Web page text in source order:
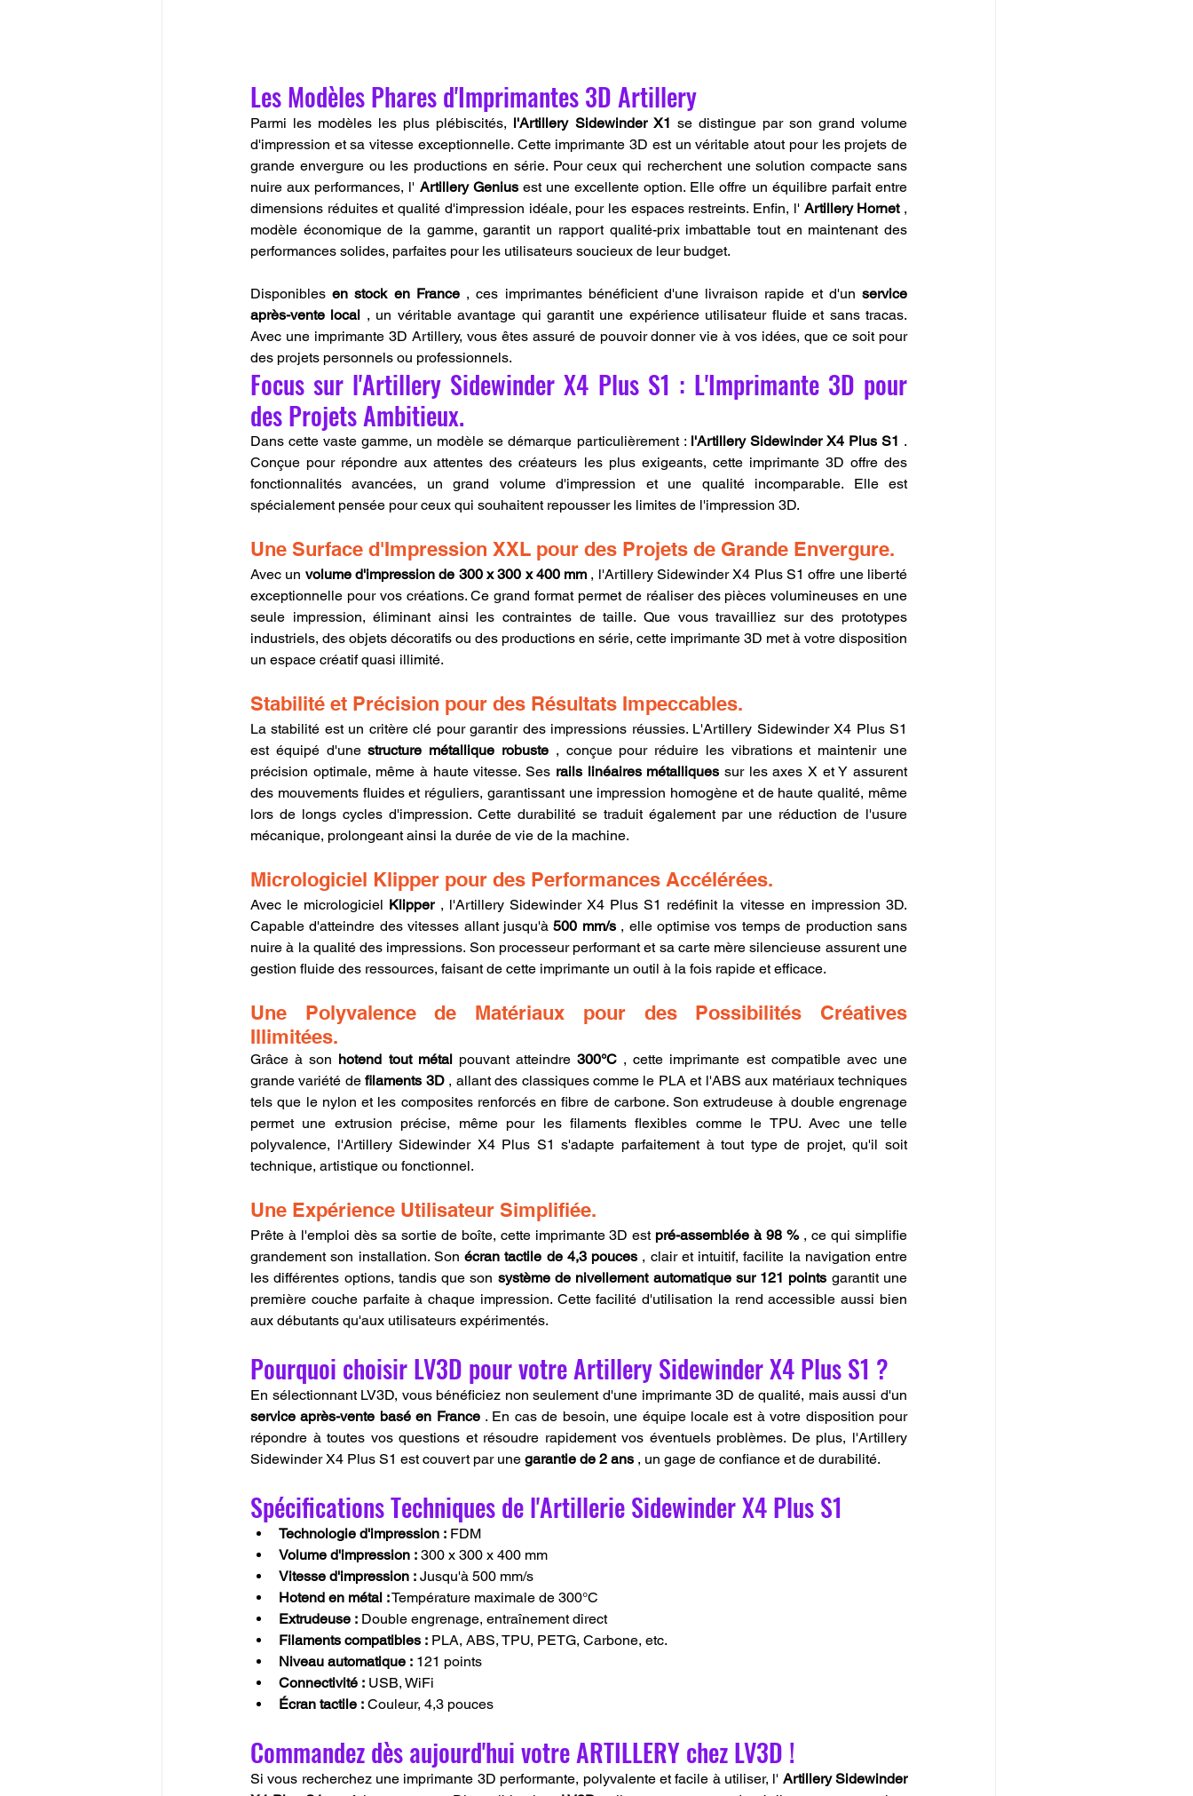
Les Modèles Phares d'Imprimantes 3D Artillery
Parmi les modèles les plus plébiscités, l'Artillery Sidewinder X1 se distingue par son grand volume
d'impression et sa vitesse exceptionnelle. Cette imprimante 3D est un véritable atout pour les projets de
grande envergure ou les productions en série. Pour ceux qui recherchent une solution compacte sans
nuire aux performances, l' Artillery Genius est une excellente option. Elle offre un équilibre parfait entre
dimensions réduites et qualité d'impression idéale, pour les espaces restreints. Enfin, l' Artillery Hornet ,
modèle économique de la gamme, garantit un rapport qualité-prix imbattable tout en maintenant des
performances solides, parfaites pour les utilisateurs soucieux de leur budget.
Disponibles en stock en France , ces imprimantes bénéficient d'une livraison rapide et d'un service
après-vente local , un véritable avantage qui garantit une expérience utilisateur fluide et sans tracas.
Avec une imprimante 3D Artillery, vous êtes assuré de pouvoir donner vie à vos idées, que ce soit pour
des projets personnels ou professionnels.
Focus sur l'Artillery Sidewinder X4 Plus S1 : L'Imprimante 3D pour
des Projets Ambitieux.
Dans cette vaste gamme, un modèle se démarque particulièrement : l'Artillery Sidewinder X4 Plus S1 .
Conçue pour répondre aux attentes des créateurs les plus exigeants, cette imprimante 3D offre des
fonctionnalités avancées, un grand volume d'impression et une qualité incomparable. Elle est
spécialement pensée pour ceux qui souhaitent repousser les limites de l'impression 3D.
Une Surface d'Impression XXL pour des Projets de Grande Envergure.
Avec un volume d'impression de 300 x 300 x 400 mm , l'Artillery Sidewinder X4 Plus S1 offre une liberté
exceptionnelle pour vos créations. Ce grand format permet de réaliser des pièces volumineuses en une
seule impression, éliminant ainsi les contraintes de taille. Que vous travailliez sur des prototypes
industriels, des objets décoratifs ou des productions en série, cette imprimante 3D met à votre disposition
un espace créatif quasi illimité.
Stabilité et Précision pour des Résultats Impeccables.
La stabilité est un critère clé pour garantir des impressions réussies. L'Artillery Sidewinder X4 Plus S1
est équipé d'une structure métallique robuste , conçue pour réduire les vibrations et maintenir une
précision optimale, même à haute vitesse. Ses rails linéaires métalliques sur les axes X et Y assurent
des mouvements fluides et réguliers, garantissant une impression homogène et de haute qualité, même
lors de longs cycles d'impression. Cette durabilité se traduit également par une réduction de l'usure
mécanique, prolongeant ainsi la durée de vie de la machine.
Micrologiciel Klipper pour des Performances Accélérées.
Avec le micrologiciel Klipper , l'Artillery Sidewinder X4 Plus S1 redéfinit la vitesse en impression 3D.
Capable d'atteindre des vitesses allant jusqu'à 500 mm/s , elle optimise vos temps de production sans
nuire à la qualité des impressions. Son processeur performant et sa carte mère silencieuse assurent une
gestion fluide des ressources, faisant de cette imprimante un outil à la fois rapide et efficace.
Une Polyvalence de Matériaux pour des Possibilités Créatives
Illimitées.
Grâce à son hotend tout métal pouvant atteindre 300°C , cette imprimante est compatible avec une
grande variété de filaments 3D , allant des classiques comme le PLA et l'ABS aux matériaux techniques
tels que le nylon et les composites renforcés en fibre de carbone. Son extrudeuse à double engrenage
permet une extrusion précise, même pour les filaments flexibles comme le TPU. Avec une telle
polyvalence, l'Artillery Sidewinder X4 Plus S1 s'adapte parfaitement à tout type de projet, qu'il soit
technique, artistique ou fonctionnel.
Une Expérience Utilisateur Simplifiée.
Prête à l'emploi dès sa sortie de boîte, cette imprimante 3D est pré-assemblée à 98 % , ce qui simplifie
grandement son installation. Son écran tactile de 4,3 pouces , clair et intuitif, facilite la navigation entre
les différentes options, tandis que son système de nivellement automatique sur 121 points garantit une
première couche parfaite à chaque impression. Cette facilité d'utilisation la rend accessible aussi bien
aux débutants qu'aux utilisateurs expérimentés.
Pourquoi choisir LV3D pour votre Artillery Sidewinder X4 Plus S1 ?
service après-vente basé en France . En cas de besoin, une équipe locale est à votre disposition pour
répondre à toutes vos questions et résoudre rapidement vos éventuels problèmes. De plus, l'Artillery
Sidewinder X4 Plus S1 est couvert par une garantie de 2 ans , un gage de confiance et de durabilité.
Spécifications Techniques de l'Artillerie Sidewinder X4 Plus S1
Technologie d'impression : FDM
Volume d'impression : 300 x 300 x 400 mm
Vitesse d'impression : Jusqu'à 500 mm/s
Hotend en métal : Température maximale de 300°C
Extrudeuse : Double engrenage, entraînement direct
Filaments compatibles : PLA, ABS, TPU, PETG, Carbone, etc.
Niveau automatique : 121 points
Connectivité : USB, WiFi
Écran tactile : Couleur, 4,3 pouces
Commandez dès aujourd'hui votre ARTILLERY chez LV3D !
Si vous recherchez une imprimante 3D performante, polyvalente et facile à utiliser, l' Artillery Sidewinder